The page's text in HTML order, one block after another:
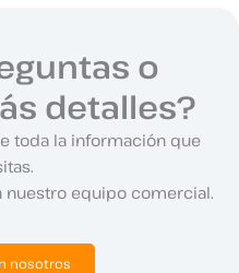
o
detalles?
toda la información que
nuestro equipo comercial.
nosotros